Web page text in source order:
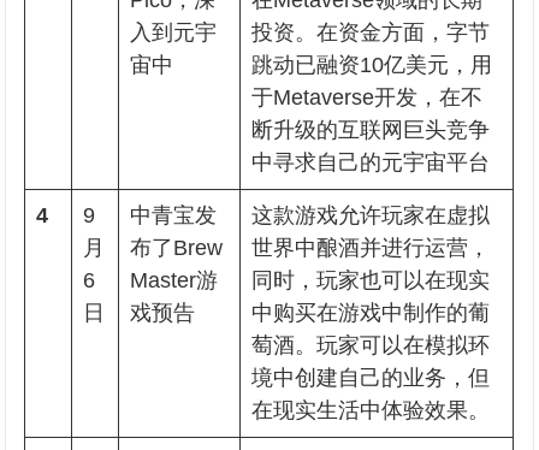
入到元宇
宙中
投资。在资金方面，字节
跳动已融资10亿美元，用
于Metaverse开发，在不
断升级的互联网巨头竞争
中寻求自己的元宇宙平台
4
9
月
6
日
中青宝发
布了Brew
Master游
戏预告
这款游戏允许玩家在虚拟
世界中酿酒并进行运营，
同时，玩家也可以在现实
中购买在游戏中制作的葡
萄酒。玩家可以在模拟环
境中创建自己的业务，但
在现实生活中体验效果。